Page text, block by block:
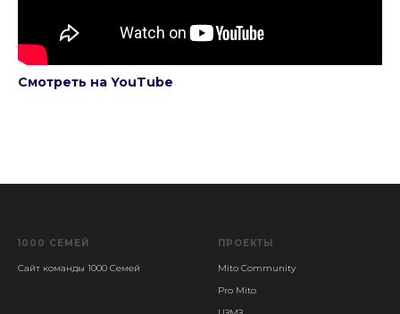
Смотреть на YouTube
1000 СЕМЕЙ
Сайт команды 1000 Семей
ПРОЕКТЫ
Mito Community
Pro Mito